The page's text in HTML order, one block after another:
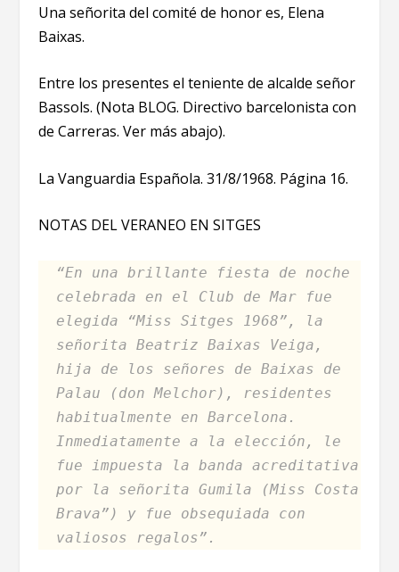
Una señorita del comité de honor es, Elena
Baixas.
Entre los presentes el teniente de alcalde señor
Bassols. (Nota BLOG. Directivo barcelonista con
de Carreras. Ver más abajo).
La Vanguardia Española. 31/8/1968. Página 16.
NOTAS DEL VERANEO EN SITGES
“En una brillante fiesta de noche
celebrada en el Club de Mar fue
elegida “Miss Sitges 1968”, la
señorita Beatriz Baixas Veiga,
hija de los señores de Baixas de
Palau (don Melchor), residentes
habitualmente en Barcelona.
Inmediatamente a la elección, le
fue impuesta la banda acreditativa
por la señorita Gumila (Miss Costa
Brava”) y fue obsequiada con
valiosos regalos”.